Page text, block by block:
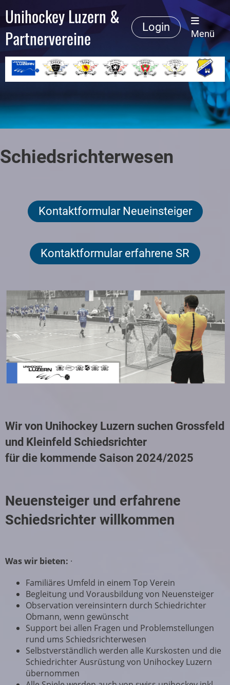
Unihockey Luzern &
Partnervereine
Login
Menü
Schiedsrichterwesen
Kontaktformular Neueinsteiger
Kontaktformular erfahrene SR
Wir von Unihockey Luzern suchen Grossfeld
und Kleinfeld Schiedsrichter
für die kommende Saison 2024/2025
Neuensteiger und erfahrene
Schiedsrichter willkommen
Was wir bieten: ·
Familiäres Umfeld in einem Top Verein
Begleitung und Vorausbildung von Neuensteiger
Observation vereinsintern durch Schiedrichter
Obmann, wenn gewünscht
Support bei allen Fragen und Problemstellungen
rund ums Schiedsrichterwesen
Selbstverständlich werden alle Kurskosten und die
Schiedrichter Ausrüstung von Unihockey Luzern
übernommen